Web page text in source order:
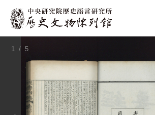
:::
1 / 5